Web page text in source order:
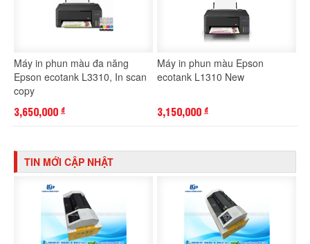
Máy in phun màu đa năng
Epson ecotank L3310, In scan
copy
3,650,000 đ
Máy in phun màu Epson
ecotank L1310 New
3,150,000 đ
TIN MỚI CẬP NHẬT